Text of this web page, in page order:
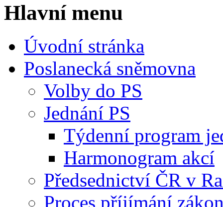
Hlavní menu
Úvodní stránka
Poslanecká sněmovna
Volby do PS
Jednání PS
Týdenní program
Harmonogram akcí
Předsednictví ČR v
Proces příjímání